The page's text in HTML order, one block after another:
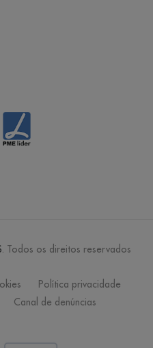
. Todos os direitos reservados
Política privacidade
Canal de denúncias